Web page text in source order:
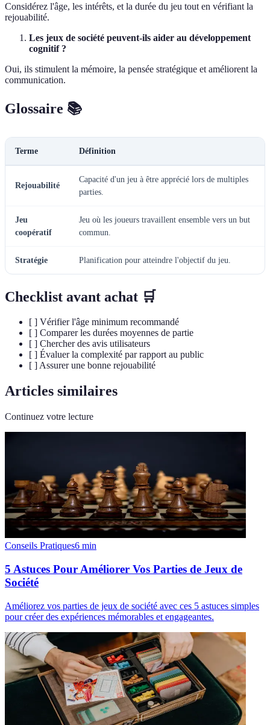
Considérez l'âge, les intérêts, et la durée du jeu tout en vérifiant la
rejouabilité.
Les jeux de société peuvent-ils aider au développement
cognitif ?
Oui, ils stimulent la mémoire, la pensée stratégique et améliorent la
communication.
Glossaire 📚
Terme Définition
Rejouabilité
Capacité d'un jeu à être apprécié lors de multiples
parties.
Jeu
coopératif
Jeu où les joueurs travaillent ensemble vers un but
commun.
Stratégie Planification pour atteindre l'objectif du jeu.
Checklist avant achat 🛒
[ ] Vérifier l'âge minimum recommandé
[ ] Comparer les durées moyennes de partie
[ ] Chercher des avis utilisateurs
[ ] Évaluer la complexité par rapport au public
[ ] Assurer une bonne rejouabilité
Articles similaires
Continuez votre lecture
Conseils Pratiques6 min
5 Astuces Pour Améliorer Vos Parties de Jeux de
Société
Améliorez vos parties de jeux de société avec ces 5 astuces simples
pour créer des expériences mémorables et engageantes.